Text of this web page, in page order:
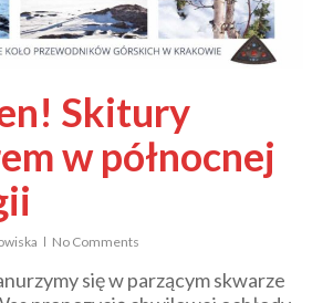
Skitury
w północnej
No Comments
się w parzącym skwarze